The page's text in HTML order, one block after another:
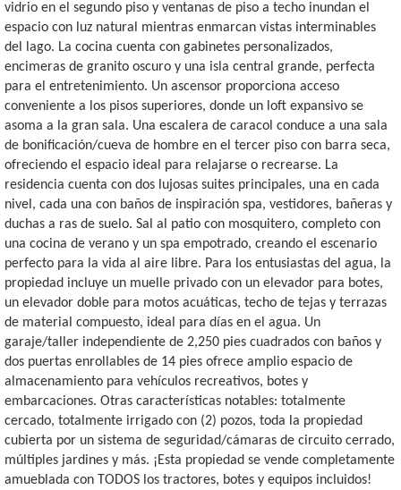
vidrio en el segundo piso y ventanas de piso a techo inundan el
espacio con luz natural mientras enmarcan vistas interminables
del lago. La cocina cuenta con gabinetes personalizados,
encimeras de granito oscuro y una isla central grande, perfecta
para el entretenimiento. Un ascensor proporciona acceso
conveniente a los pisos superiores, donde un loft expansivo se
asoma a la gran sala. Una escalera de caracol conduce a una sala
de bonificación/cueva de hombre en el tercer piso con barra seca,
ofreciendo el espacio ideal para relajarse o recrearse. La
residencia cuenta con dos lujosas suites principales, una en cada
nivel, cada una con baños de inspiración spa, vestidores, bañeras y
duchas a ras de suelo. Sal al patio con mosquitero, completo con
una cocina de verano y un spa empotrado, creando el escenario
perfecto para la vida al aire libre. Para los entusiastas del agua, la
propiedad incluye un muelle privado con un elevador para botes,
un elevador doble para motos acuáticas, techo de tejas y terrazas
de material compuesto, ideal para días en el agua. Un
garaje/taller independiente de 2,250 pies cuadrados con baños y
dos puertas enrollables de 14 pies ofrece amplio espacio de
almacenamiento para vehículos recreativos, botes y
embarcaciones. Otras características notables: totalmente
cercado, totalmente irrigado con (2) pozos, toda la propiedad
cubierta por un sistema de seguridad/cámaras de circuito cerrado,
múltiples jardines y más. ¡Esta propiedad se vende completamente
amueblada con TODOS los tractores, botes y equipos incluidos!